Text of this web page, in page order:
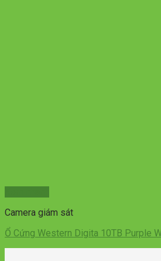
Camera giám sát
Ổ Cứng Western Digita 10TB Purple